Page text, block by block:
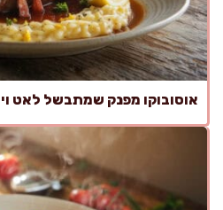
אוסובוקו מפנק שמתבשל לאט